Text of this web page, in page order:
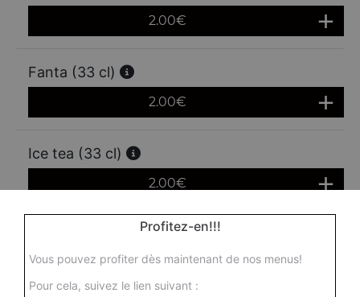
2.00€
Fanta (33 cl)
2.00€
Ice tea (33 cl)
2.00€
2.00€
Profitez-en!!!
Vous pouvez profiter dès maintenant de nos menus!
Pour cela, suivez le lien suivant :